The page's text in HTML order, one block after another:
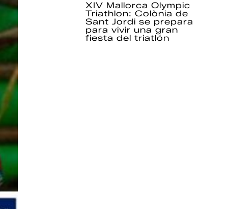
XIV Mallorca Olympic
Triathlon: Colònia de
Sant Jordi se prepara
para vivir una gran
fiesta del triatlón